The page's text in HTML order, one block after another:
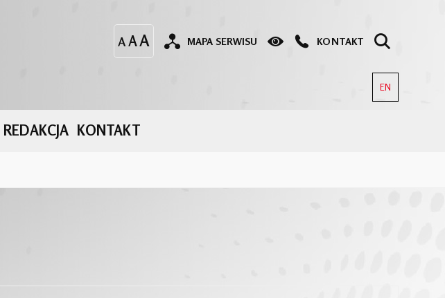
MAPA SERWISU KONTAKT
EN
REDAKCJA KONTAKT